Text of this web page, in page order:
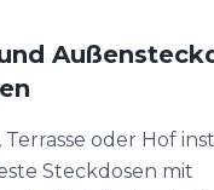
oder Hof
Steckdosen mit